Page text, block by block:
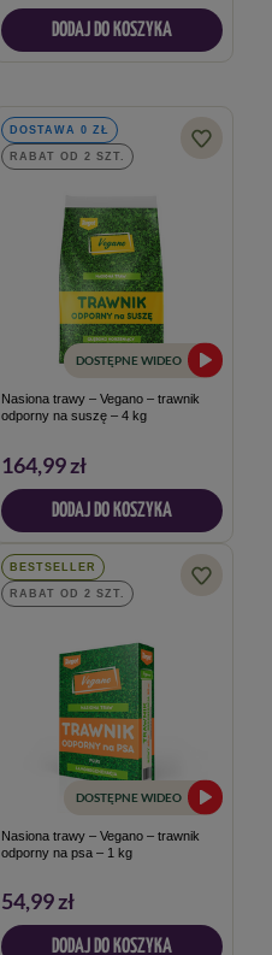
DODAJ DO KOSZYKA
DOSTAWA 0 ZŁ
RABAT OD 2 SZT.
DOSTĘPNE WIDEO
Nasiona trawy – Vegano – trawnik
odporny na suszę – 4 kg
164,99 zł
DODAJ DO KOSZYKA
BESTSELLER
RABAT OD 2 SZT.
DOSTĘPNE WIDEO
Nasiona trawy – Vegano – trawnik
odporny na psa – 1 kg
54,99 zł
DODAJ DO KOSZYKA